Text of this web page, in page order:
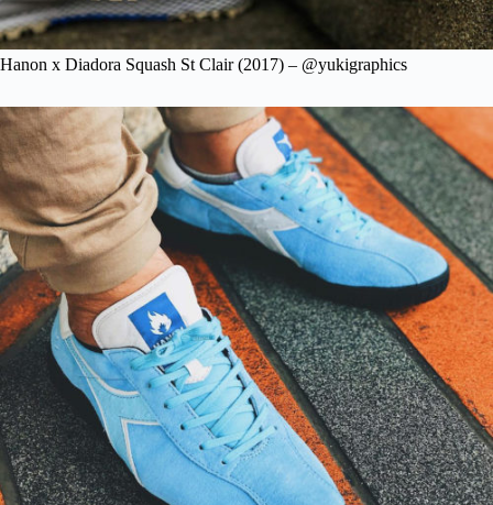
Hanon x Diadora Squash St Clair (2017) – @yukigraphics